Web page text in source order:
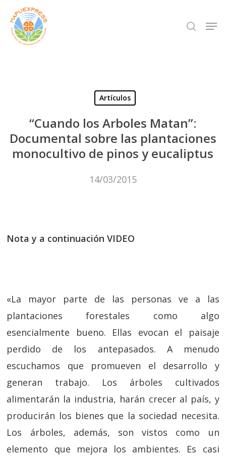
Skip
main
search
Artículos
“Cuando los Arboles Matan”:
Documental sobre las plantaciones
monocultivo de pinos y eucaliptus
14/03/2015
Nota y a continuación VIDEO
«La mayor parte de las personas ve a las
plantaciones forestales como algo
esencialmente bueno. Ellas evocan el paisaje
perdido de los antepasados. A menudo
escuchamos que promueven el desarrollo y
generan trabajo. Los árboles cultivados
alimentarán la industria, harán crecer al país, y
producirán los bienes que la sociedad necesita.
Los árboles, además, son vistos como un
elemento que mejora los ambientes. Es casi
Close